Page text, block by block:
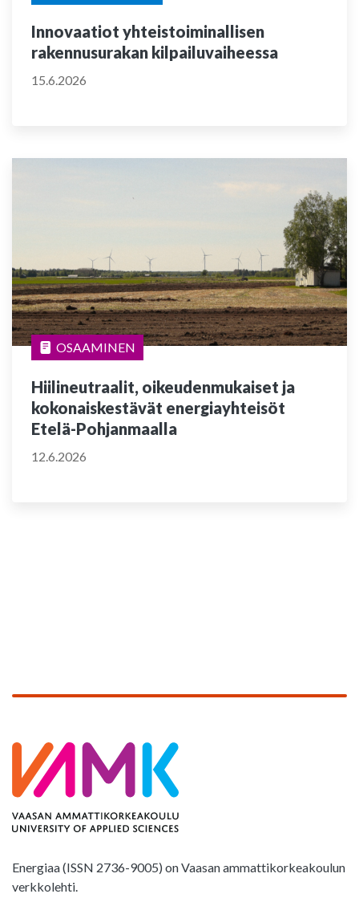
Innovaatiot yhteistoiminallisen
rakennusurakan kilpailuvaiheessa
15.6.2026
OSAAMINEN
Hiilineutraalit, oikeudenmukaiset ja
kokonaiskestävät energiayhteisöt
Etelä-Pohjanmaalla
12.6.2026
Energiaa (ISSN 2736-9005) on Vaasan ammattikorkeakoulun
verkkolehti.